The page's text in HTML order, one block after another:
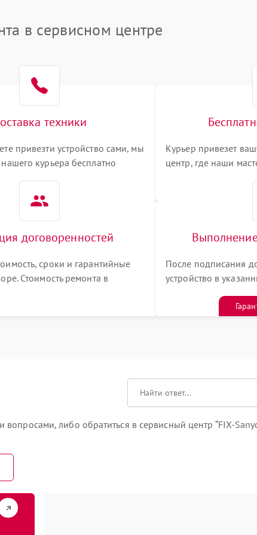
в сервисном центре
техники
привезти устройство сами, мы
курьера бесплатно
Курьер привезет
центр, где наши
договоренностей
сроки и гарантийные
Стоимость ремонта в
После подписания
устройство в
талоном бесплатно
либо обратиться в сервисный центр “FIX-